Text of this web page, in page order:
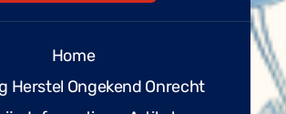
Home
Herstel Ongekend Onrecht